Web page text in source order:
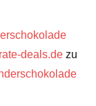
deals.de zu